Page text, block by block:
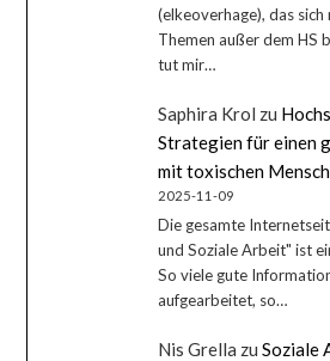
(elkeoverhage), das sich
Themen außer dem HS
tut mir…
Saphira Krol zu
Strategien für einen
mit toxischen
2025-11-09
Die gesamte
und Soziale Arbeit" ist
So viele gute
aufgearbeitet, so…
Nis Grella zuSoziale